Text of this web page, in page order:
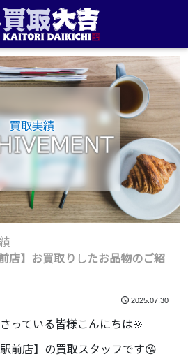
買取実績
店】お買取りしたお品物のご紹
2025.07.30
っている皆様こんにちは🔆
前店】の買取スタッフです😘